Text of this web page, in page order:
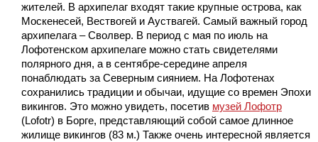
жителей. В архипелаг входят такие крупные острова, как
Москенесей, Вествогей и Ауствагей. Самый важный город
архипелага – Сволвер. В период с мая по июль на
Лофотенском архипелаге можно стать свидетелями
полярного дня, а в сентябре-середине апреля
понаблюдать за Северным сиянием. На Лофотенах
сохранились традиции и обычаи, идущие со времен Эпохи
викингов. Это можно увидеть, посетив музей Лофотр
(Lofotr) в Борге, представляющий собой самое длинное
жилище викингов (83 м.) Также очень интересной является